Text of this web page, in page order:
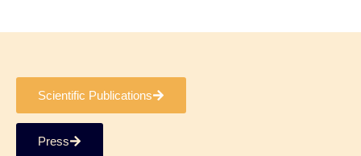
Scientific Publications
Press